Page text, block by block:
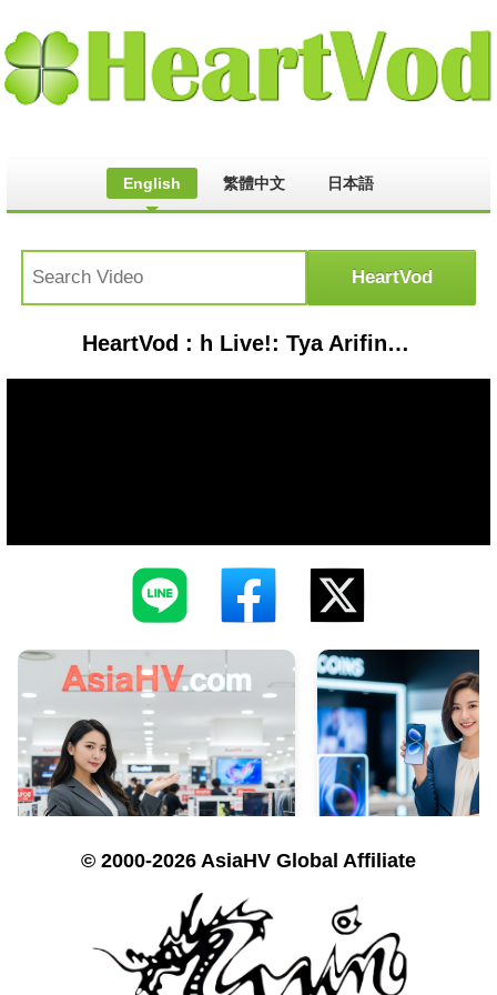
English 繁體中文 日本語
HeartVod : h Live!: Tya Arifin teruja untuk kandungan kedua
© 2000-2026 AsiaHV Global Affiliate